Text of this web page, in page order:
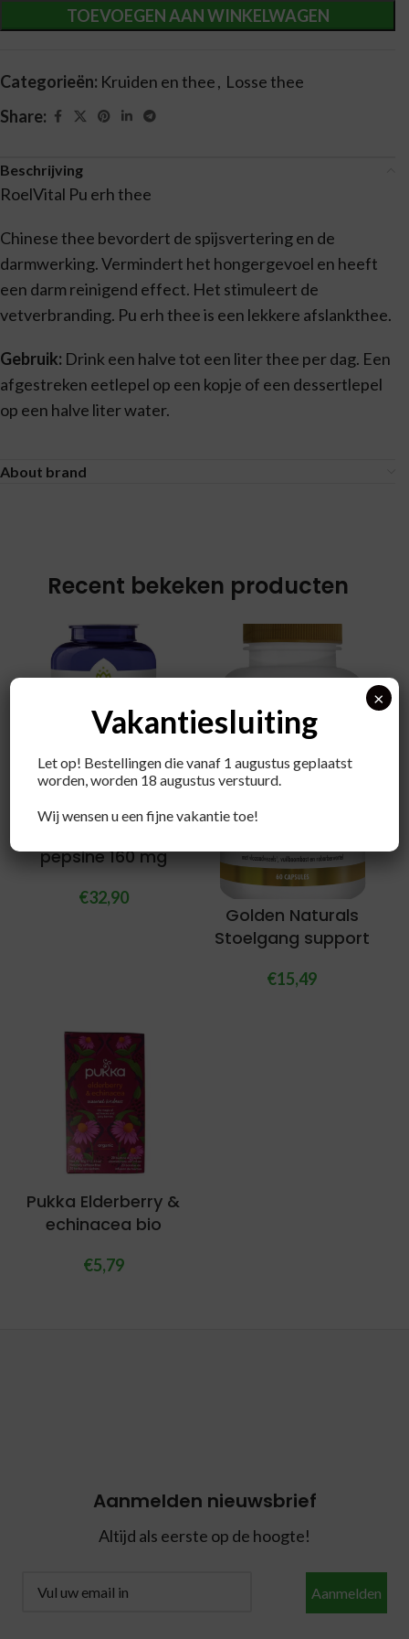
TOEVOEGEN AAN WINKELWAGEN
Categorieën: Kruiden en thee, Losse thee
Share:
Beschrijving
RoelVital Pu erh thee
Chinese thee bevordert de spijsvertering en de
darmwerking. Vermindert het hongergevoel en heeft
een darm reinigend effect. Het stimuleert de
vetverbranding. Pu erh thee is een lekkere afslankthee.
Gebruik: Drink een halve tot een liter thee per dag. Een
afgestreken eetlepel op een kopje of een dessertlepel
op een halve liter water.
About brand
Recent bekeken producten
VITAKRUID Betaine
pepsine 160 mg
€32,90
Golden Naturals
Stoelgang support
€15,49
Pukka Elderberry &
echinacea bio
€5,79
Aanmelden nieuwsbrief
Altijd als eerste op de hoogte!
Aanmelden
Vakantiesluiting
Let op! Bestellingen die vanaf 1 augustus geplaatst
worden, worden 18 augustus verstuurd.
Wij wensen u een fijne vakantie toe!
×